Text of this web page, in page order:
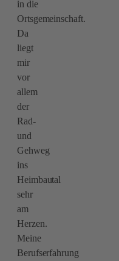
in die
Ortsgemeinschaft.
Da
liegt
mir
vor
allem
der
Rad-
und
Gehweg
ins
Heimbautal
sehr
am
Herzen.
Meine
Berufserfahrung